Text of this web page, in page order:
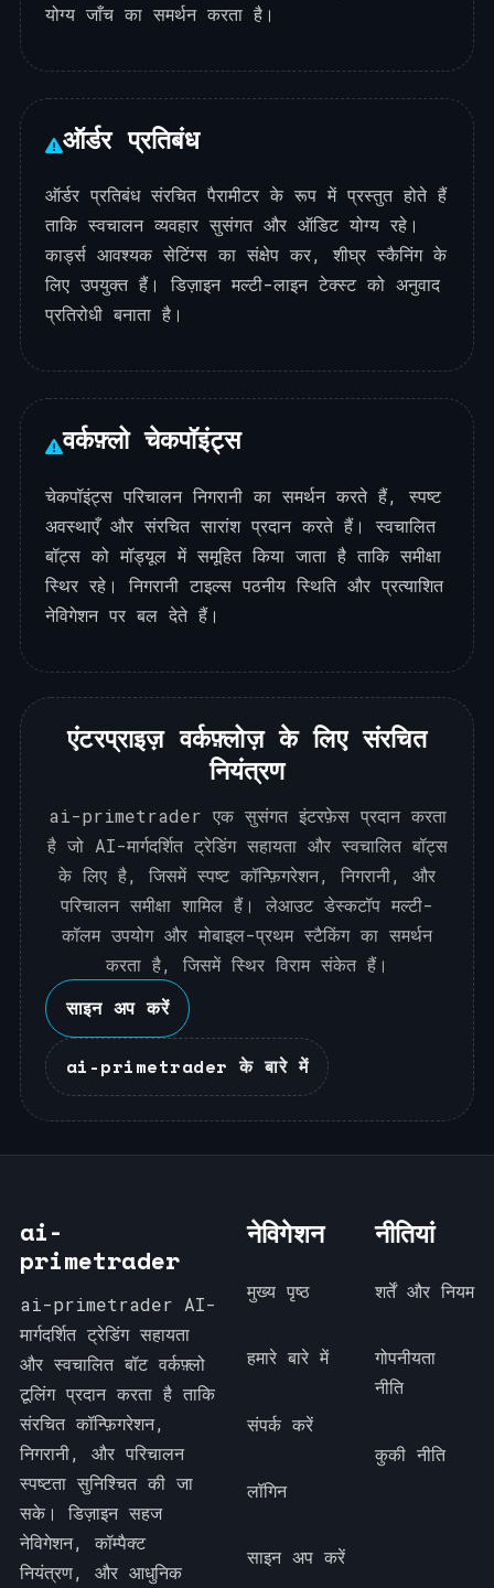
योग्य जाँच का समर्थन करता है।
ऑर्डर प्रतिबंध
ऑर्डर प्रतिबंध संरचित पैरामीटर के रूप में प्रस्तुत होते हैं
ताकि स्वचालन व्यवहार सुसंगत और ऑडिट योग्य रहे।
कार्ड्स आवश्यक सेटिंग्स का संक्षेप कर, शीघ्र स्कैनिंग के
लिए उपयुक्त हैं। डिज़ाइन मल्टी-लाइन टेक्स्ट को अनुवाद
प्रतिरोधी बनाता है।
वर्कफ़्लो चेकपॉइंट्स
चेकपॉइंट्स परिचालन निगरानी का समर्थन करते हैं, स्पष्ट
अवस्थाएँ और संरचित सारांश प्रदान करते हैं। स्वचालित
बॉट्स को मॉड्यूल में समूहित किया जाता है ताकि समीक्षा
स्थिर रहे। निगरानी टाइल्स पठनीय स्थिति और प्रत्याशित
नेविगेशन पर बल देते हैं।
एंटरप्राइज़ वर्कफ़्लोज़ के लिए संरचित
नियंत्रण
ai-primetrader एक सुसंगत इंटरफ़ेस प्रदान करता
है जो AI-मार्गदर्शित ट्रेडिंग सहायता और स्वचालित बॉट्स
के लिए है, जिसमें स्पष्ट कॉन्फ़िगरेशन, निगरानी, और
परिचालन समीक्षा शामिल हैं। लेआउट डेस्कटॉप मल्टी-
कॉलम उपयोग और मोबाइल-प्रथम स्टैकिंग का समर्थन
करता है, जिसमें स्थिर विराम संकेत हैं।
साइन अप करें
ai-primetrader के बारे में
ai-
primetrader
ai-primetrader AI-
मार्गदर्शित ट्रेडिंग सहायता
और स्वचालित बॉट वर्कफ़्लो
टूलिंग प्रदान करता है ताकि
संरचित कॉन्फ़िगरेशन,
निगरानी, और परिचालन
स्पष्टता सुनिश्चित की जा
सके। डिज़ाइन सहज
नेविगेशन, कॉम्पैक्ट
नियंत्रण, और आधुनिक
नेविगेशन
मुख्य पृष्ठ
हमारे बारे में
संपर्क करें
लॉगिन
साइन अप करें
नीतियां
शर्तें और नियम
गोपनीयता
नीति
कुकी नीति